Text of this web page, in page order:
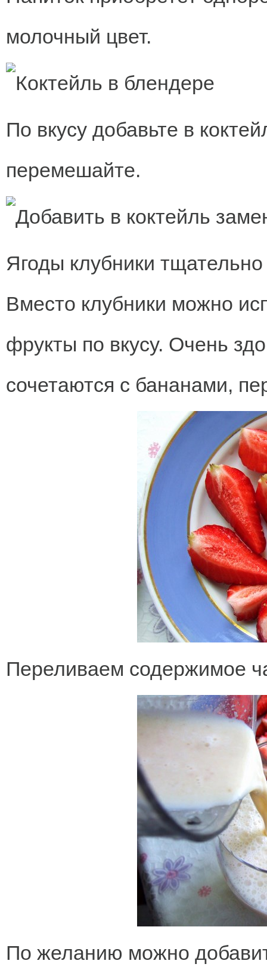
молочный цвет.
По вкусу добавьте в
перемешайте.
Ягоды клубники
Вместо клубники можно
фрукты по вкусу. Очень
сочетаются с бананами,
Переливаем содержимое
По желанию можно